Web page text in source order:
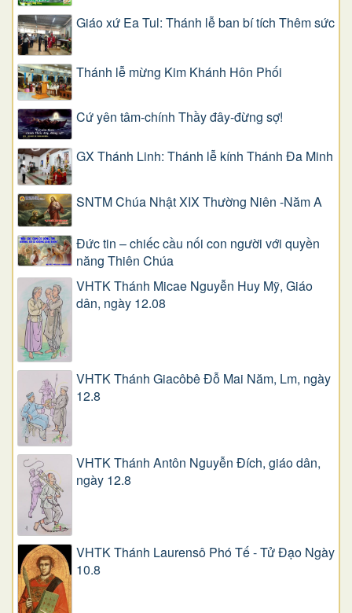
Giáo xứ Ea Tul: Thánh lễ ban bí tích Thêm sức
Thánh lễ mừng Kim Khánh Hôn Phối
Cứ yên tâm-chính Thầy đây-đừng sợ!
GX Thánh Linh: Thánh lễ kính Thánh Đa Minh
SNTM Chúa Nhật XIX Thường Niên -Năm A
Đức tin – chiếc cầu nối con người với quyền
năng Thiên Chúa
VHTK Thánh Micae Nguyễn Huy Mỹ, Giáo
dân, ngày 12.08
VHTK Thánh Giacôbê Ðỗ Mai Năm, Lm, ngày
12.8
VHTK Thánh Antôn Nguyễn Ðích, giáo dân,
ngày 12.8
VHTK Thánh Laurensô Phó Tế - Tử Đạo Ngày
10.8